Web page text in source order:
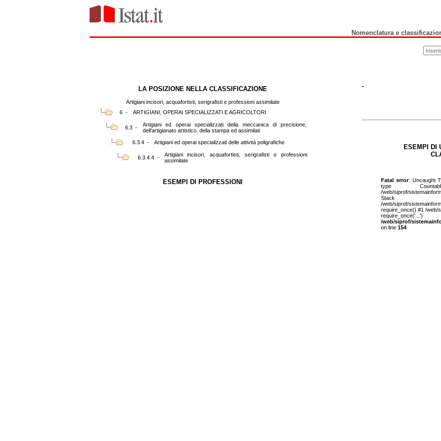
Nomenclatura e
LA POSIZIONE NELLA CLASSIFICAZIONE
Artigiani incisori, acquafortisti, serigrafisti e professioni assimilate
6 -
ARTIGIANI, OPERAI SPECIALIZZATI E AGRICOLTORI
6.3 -
Artigiani ed operai specializzati della meccanica di precisione,
dell'artigianato artistico, della stampa ed assimilati
6.3.4 -
Artigiani ed operai specializzati delle attività poligrafiche
6.3.4.4 -
Artigiani incisori, acquafortisti, serigrafisti e professioni
assimilate
ESEMPI DI PROFESSIONI
-
ESEMPI DI
Fatal error: Uncaught
type
/web/siprof/
/web/siprof/
require_once() #1 /web/
/web/siprof/
on line 154